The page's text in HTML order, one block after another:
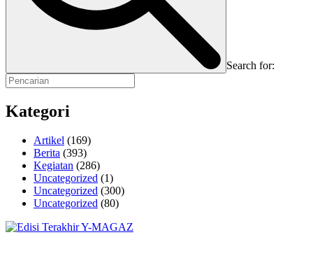
Search for:
Kategori
Artikel (169)
Berita (393)
Kegiatan (286)
Uncategorized (1)
Uncategorized (300)
Uncategorized (80)